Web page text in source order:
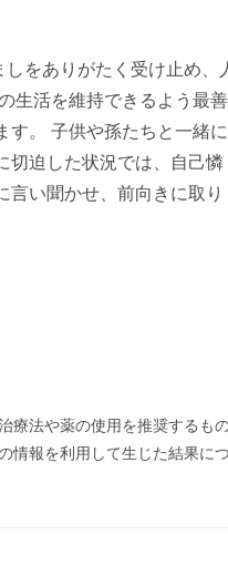
をありがたく受け止め、
生活を維持できるよう最善
す。 子供や孫たちと一緒に
切迫した状況では、自己憐
い聞かせ、前向きに取り
療法や薬の使用を推奨するも
情報を利用して生じた結果につ